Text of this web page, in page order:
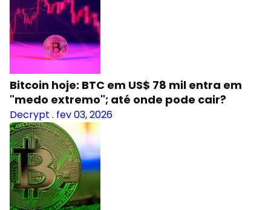
Bitcoin hoje: BTC em US$ 78 mil entra em
"medo extremo"; até onde pode cair?
Decrypt . fev 03, 2026